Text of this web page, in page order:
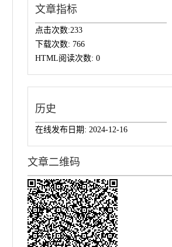
文章指标
点击次数:233
下载次数: 766
HTML阅读次数: 0
历史
在线发布日期: 2024-12-16
文章二维码